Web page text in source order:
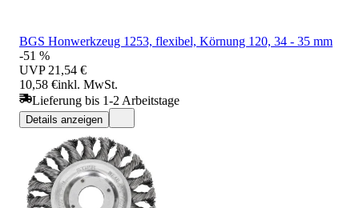
BGS Honwerkzeug 1253, flexibel, Körnung 120, 34 - 35 mm
-51 %
UVP 21,54 €
10,58 €inkl. MwSt.
Lieferung bis 1-2 Arbeitstage
Details anzeigen